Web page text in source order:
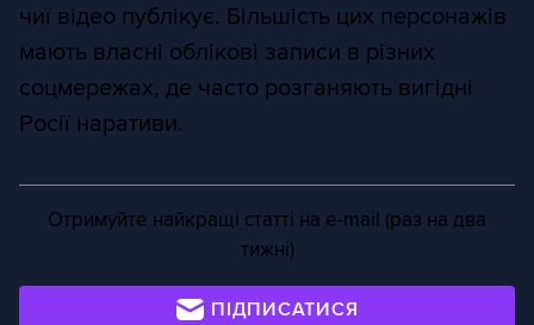
чиї відео публікує. Більшість цих персонажів
мають власні облікові записи в різних
соцмережах, де часто розганяють вигідні
Росії наративи.
Отримуйте найкращі статті на e-mail (раз на два
тижні)
ПІДПИСАТИСЯ